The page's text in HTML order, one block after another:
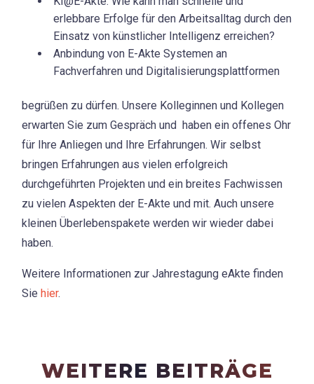
erlebbare Erfolge für den Arbeitsalltag durch den
Einsatz von künstlicher Intelligenz erreichen?
Anbindung von E-Akte Systemen an
Fachverfahren und Digitalisierungsplattformen
begrüßen zu dürfen. Unsere Kolleginnen und Kollegen
erwarten Sie zum Gespräch und haben ein offenes Ohr
für Ihre Anliegen und Ihre Erfahrungen. Wir selbst
bringen Erfahrungen aus vielen erfolgreich
durchgeführten Projekten und ein breites Fachwissen
zu vielen Aspekten der E-Akte und mit. Auch unsere
kleinen Überlebenspakete werden wir wieder dabei
haben.
Weitere Informationen zur Jahrestagung eAkte finden
Sie hier.
WEITERE BEITRÄGE